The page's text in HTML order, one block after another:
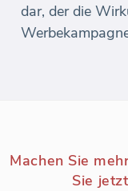
dar, der die
Machen Sie
Sie